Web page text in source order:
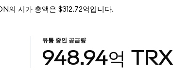
의 시가 총액은 $312.72억입니다.
유통 중인 공급량
948.94억 TRX